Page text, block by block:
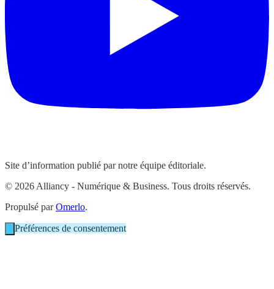
Site d’information publié par notre équipe éditoriale.
© 2026 Alliancy - Numérique & Business. Tous droits réservés.
Propulsé parOmerlo.
Préférences de consentement